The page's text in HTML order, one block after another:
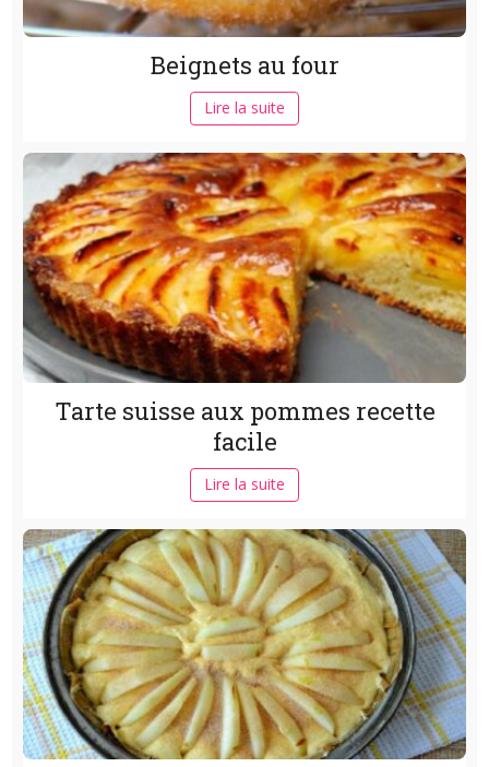
Beignets au four
Lire la suite
Tarte suisse aux pommes recette
facile
Lire la suite